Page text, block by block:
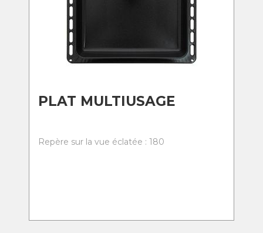
PLAT MULTIUSAGE
Repère sur la vue éclatée : 180